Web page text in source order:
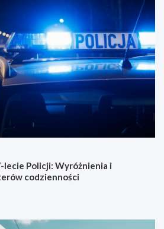
lecie Policji: Wyróżnienia i
codzienności